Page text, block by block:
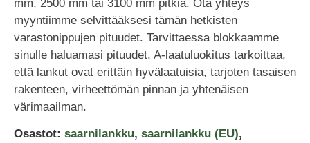
mm, 2500 mm tai 3100 mm pitkiä. Ota yhteys
myyntiimme selvittääksesi tämän hetkisten
varastonippujen pituudet. Tarvittaessa blokkaamme
sinulle haluamasi pituudet. A-laatuluokitus tarkoittaa,
että lankut ovat erittäin hyvälaatuisia, tarjoten tasaisen
rakenteen, virheettömän pinnan ja yhtenäisen
värimaailman.
Osastot: saarnilankku, saarnilankku (EU),